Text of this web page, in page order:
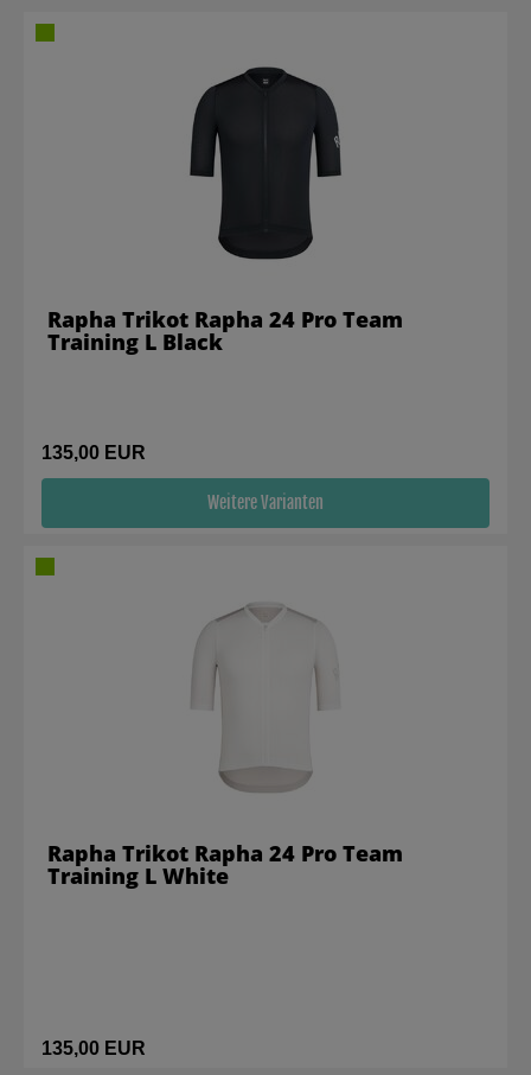
135,00 EUR
Weitere Varianten
Rapha Trikot Rapha 24 Pro Team
Training L Black
135,00 EUR
Rapha Trikot Rapha 24 Pro Team
Training L White